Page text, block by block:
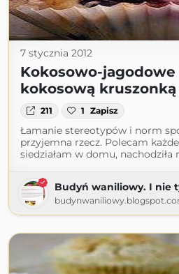
7 stycznia 2012
Kokosowo-
kokosową kruszonką
211 1 Zapisz
Łamanie stereotypów i norm
przyjemna rzecz. Polecam
siedziałam w domu, nachodziła
Budyń waniliowy. I nie